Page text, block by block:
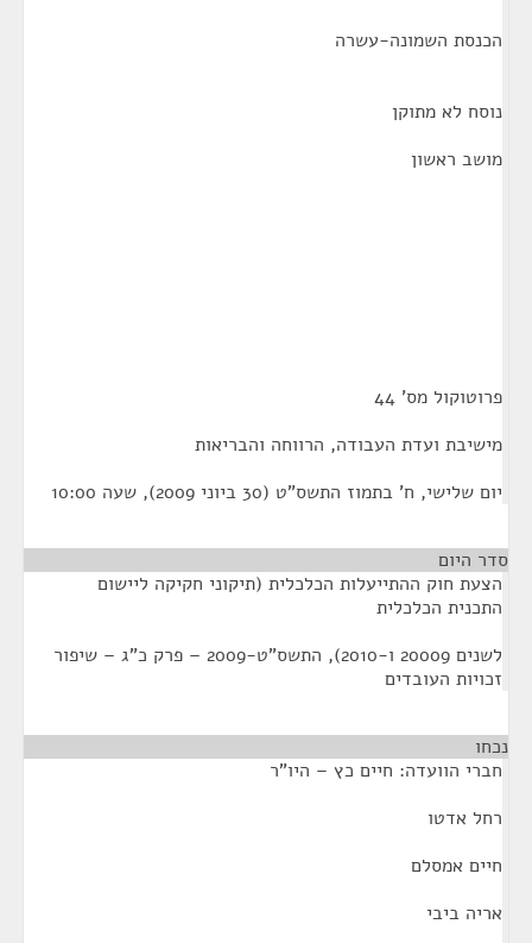
הכנסת השמונה-עשרה
נוסח לא מתוקן
מושב ראשון
פרוטוקול מס' 44
מישיבת ועדת העבודה, הרווחה והבריאות
יום שלישי, ח' בתמוז התשס"ט (30 ביוני 2009), שעה 10:00
סדר היום
הצעת חוק ההתייעלות הכלכלית (תיקוני חקיקה ליישום
התכנית הכלכלית
לשנים 20009 ו-2010), התשס"ט-2009 – פרק כ"ג – שיפור
זכויות העובדים
נכחו
חברי הוועדה: חיים כץ – היו"ר
רחל אדטו
חיים אמסלם
אריה ביבי